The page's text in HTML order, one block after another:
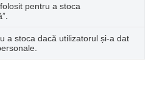
pentru a stoca
a stoca dacă utilizatorul și-a dat